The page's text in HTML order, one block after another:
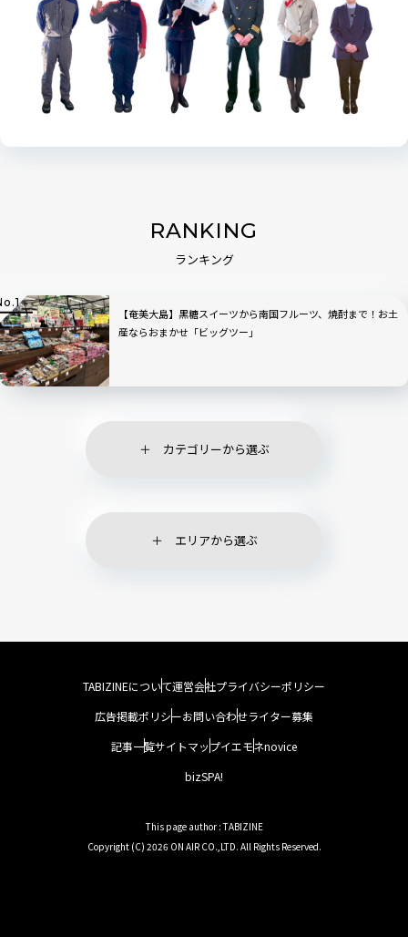
RANKING
ランキング
【奄美大島】黒糖スイーツから南国フルーツ、焼酎まで！お土
産ならおまかせ「ビッグツー」
カテゴリーから選ぶ
エリアから選ぶ
TABIZINEについて運営会社プライバシーポリシー
広告掲載ポリシーお問い合わせライター募集
記事一覧サイトマップイエモネnovice
bizSPA!
This page author : TABIZINE
Copyright (C) 2026 ON AIR CO.,LTD. All Rights Reserved.